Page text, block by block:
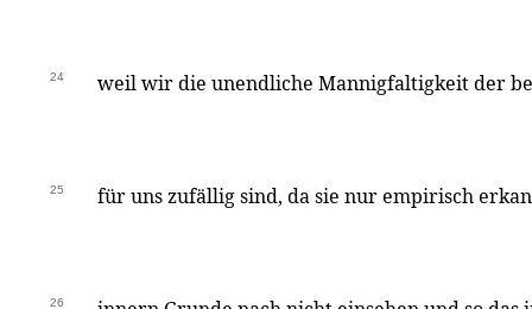
24 weil wir die unendliche Mannigfaltigkeit der
25 für uns zufällig sind, da sie nur empirisch
26